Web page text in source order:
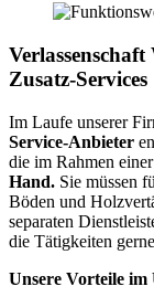
Zusatz-Services
Im Laufe unserer
Service-Anbieter
die im Rahmen
Hand. Sie müssen
Böden und
separaten
die Tätigkeiten
Unsere Vorteile